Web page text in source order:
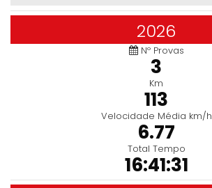
2026
Nº Provas
3
Km
113
Velocidade Média km/h
6.77
Total Tempo
16:41:31